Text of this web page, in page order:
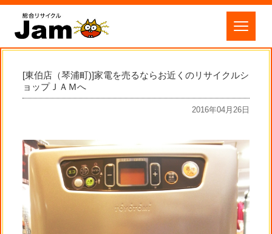
[東伯店（琴浦町)]家電を売るならお近くのリサイクルシ
ョップＪＡＭへ
2016年04月26日